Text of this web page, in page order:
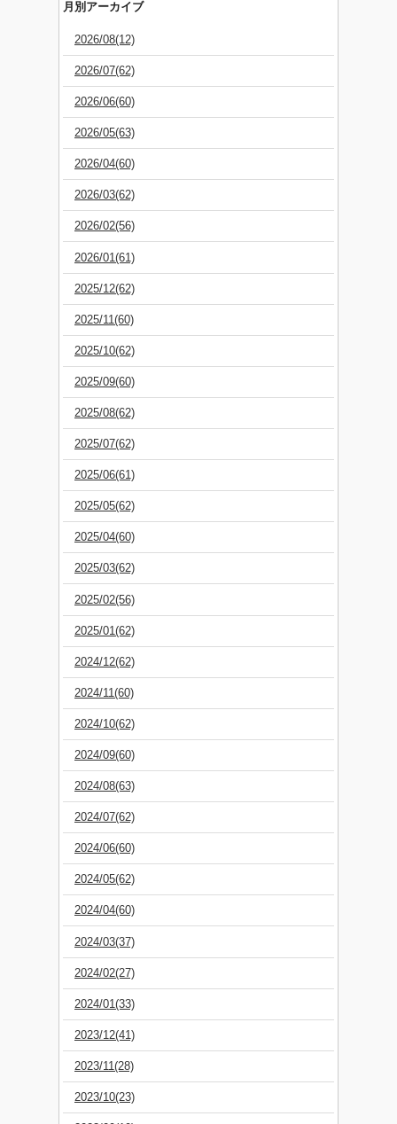
月別アーカイブ
2026/08(12)
2026/07(62)
2026/06(60)
2026/05(63)
2026/04(60)
2026/03(62)
2026/02(56)
2026/01(61)
2025/12(62)
2025/11(60)
2025/10(62)
2025/09(60)
2025/08(62)
2025/07(62)
2025/06(61)
2025/05(62)
2025/04(60)
2025/03(62)
2025/02(56)
2025/01(62)
2024/12(62)
2024/11(60)
2024/10(62)
2024/09(60)
2024/08(63)
2024/07(62)
2024/06(60)
2024/05(62)
2024/04(60)
2024/03(37)
2024/02(27)
2024/01(33)
2023/12(41)
2023/11(28)
2023/10(23)